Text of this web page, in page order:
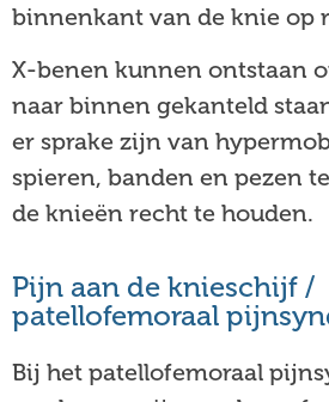
binnenkant van de knie op
X-benen kunnen ontstaan
naar binnen gekanteld
er sprake zijn van
spieren, banden en pezen
de knieën recht te houden.
Pijn aan de knieschijf /
patellofemoraal
Bij het patellofemoraal